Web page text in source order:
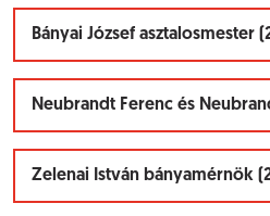
Bányai József asztalosmester
Neubrandt Ferenc és
Zelenai István bányamérnök